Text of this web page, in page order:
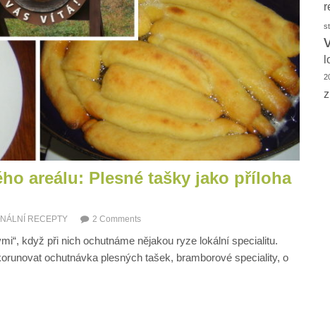
areálu: Plesné tašky jako příloha
RECEPTY 2 Comments
když při nich ochutnáme nějakou ryze lokální specialitu.
ochutnávka plesných tašek, bramborové speciality, o